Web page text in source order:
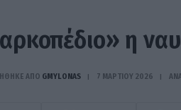
η
ΑΠΟ GMYLONAS 7 ΜΑΡΤΊΟΥ 2026